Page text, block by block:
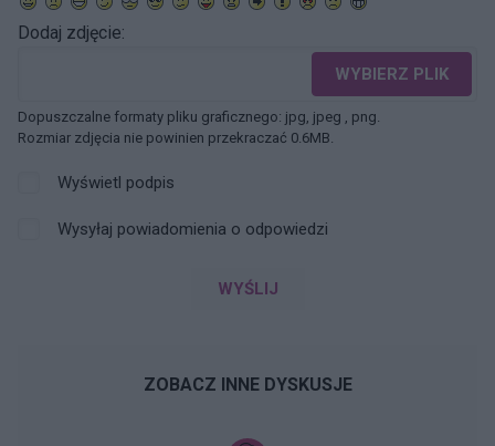
Dodaj zdjęcie:
WYBIERZ PLIK
Dopuszczalne formaty pliku graficznego: jpg, jpeg , png.
Rozmiar zdjęcia nie powinien przekraczać 0.6MB.
Wyświetl podpis
Wysyłaj powiadomienia o odpowiedzi
WYŚLIJ
ZOBACZ INNE DYSKUSJE